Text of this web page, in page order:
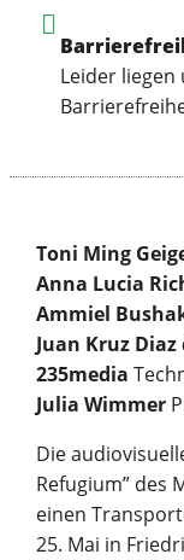
Leider
Toni Ming
Anna Lucia
Ammiel
Juan Kruz
235media
Julia Wimmer
Die
Refugium” des
einen
25. Mai in